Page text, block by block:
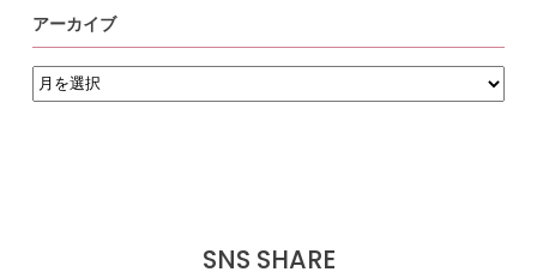
アーカイブ
ア
ー
カ
SNS SHARE